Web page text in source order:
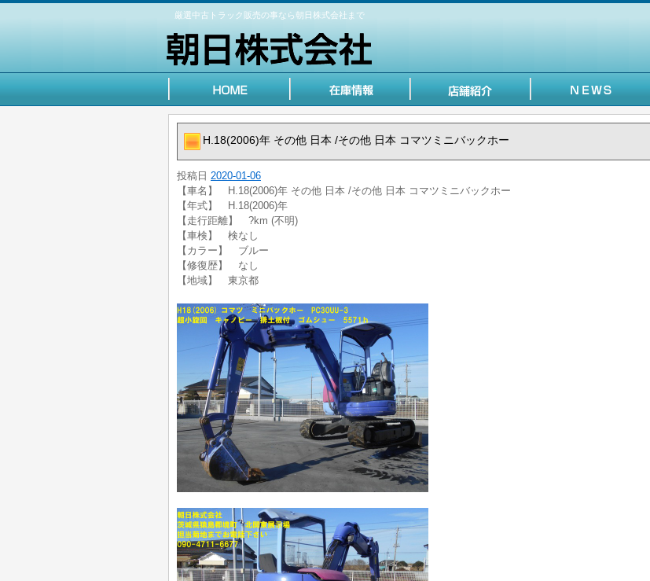
厳選中古トラック販売の事なら朝日株式会社まで
H.18(2006)年 その他 日本 /その他 日本 コマツミニバックホー
投稿日 2020-01-06
【車名】 H.18(2006)年 その他 日本 /その他 日本 コマツミニバックホー
【年式】 H.18(2006)年
【走行距離】 ?km (不明)
【車検】 検なし
【カラー】 ブルー
【修復歴】 なし
【地域】 東京都